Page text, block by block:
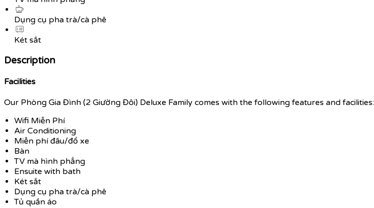
Dụng cụ pha trà/cà phê
Két sắt
Description
Facilities
Our Phòng Gia Đình (2 Giường Đôi) Deluxe Family comes with the following features and facilities:
Wifi Miễn Phí
Air Conditioning
Miễn phí đâu/đổ xe
Bàn
TV mà hình phẳng
Ensuite with bath
Két sắt
Dụng cụ pha trà/cà phê
Tủ quần áo